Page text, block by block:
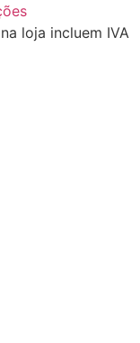
loja incluem IVA